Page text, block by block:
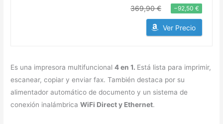
369,90 € −92,50 €
Ver Precio
Es una impresora multifuncional4 en 1. Está lista para imprimir,
escanear, copiar y enviar fax. También destaca por su
alimentador automático de documento y un sistema de
conexión inalámbricaWiFi Direct y Ethernet.